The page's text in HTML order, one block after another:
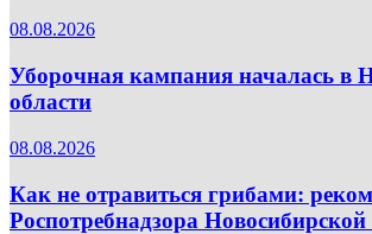
08.08.2026
Уборочная кампания началась в
области
08.08.2026
Как не отравиться грибами:
Роспотребнадзора Новосибирской